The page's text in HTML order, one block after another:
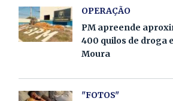
OPERAÇÃO
PM apreende
400 quilos de droga
Moura
"FOTOS"